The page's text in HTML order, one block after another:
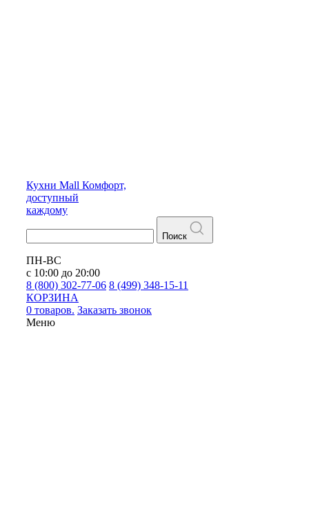
Кухни Mall Комфорт,
доступный
каждому
Поиск
ПН-ВС
с 10:00 до 20:00
8 (800) 302-77-06 8 (499) 348-15-11
КОРЗИНА
0 товаров. Заказать звонок
Меню